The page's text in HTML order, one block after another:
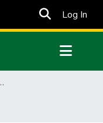
Log In
y Economía Empresarial